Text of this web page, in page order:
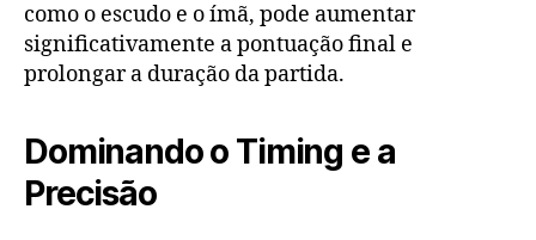
como o escudo e o ímã, pode aumentar
significativamente a pontuação final e
prolongar a duração da partida.
Dominando o Timing e a
Precisão